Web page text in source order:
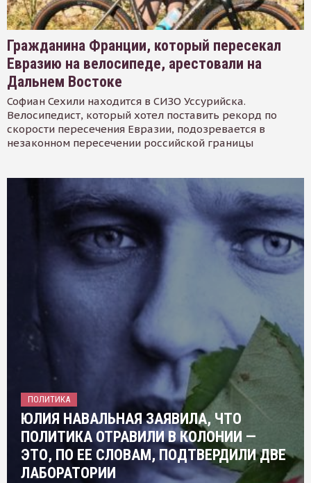
Гражданина Франции, который пересекал
Евразию на велосипеде, арестовали на
Дальнем Востоке
Софиан Сехили находится в СИЗО Уссурийска.
Велосипедист, который хотел поставить рекорд по
скорости пересечения Евразии, подозревается в
незаконном пересечении российской границы
ПОЛИТИКА
ЮЛИЯ НАВАЛЬНАЯ ЗАЯВИЛА, ЧТО
ПОЛИТИКА ОТРАВИЛИ В КОЛОНИИ —
ЭТО, ПО ЕЕ СЛОВАМ, ПОДТВЕРДИЛИ ДВЕ
ЛАБОРАТОРИИ